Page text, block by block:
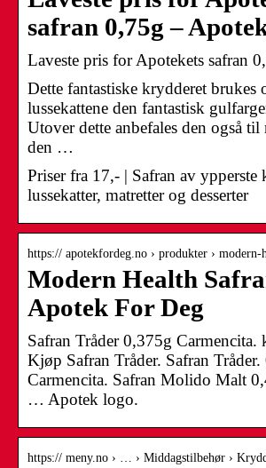
safran 0,75g –
Laveste pris for Apotekets safran
Dette fantastiske krydderet brukes
lussekattene den fantastisk
Utover dette anbefales den også til
den …
Priser fra 17,- | Safran av ypperste
lussekatter, matretter og desserter
https:// apotekfordeg.no › produkter › modern-
Modern Health
Apotek For Deg
Safran Tråder 0,375g Carmencita.
Kjøp Safran Tråder. Safran
Carmencita. Safran Molido Malt
… Apotek logo.
https:// meny.no › … › Middagstilbehør ›